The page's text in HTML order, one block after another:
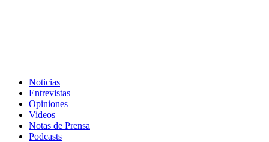
Noticias
Entrevistas
Opiniones
Videos
Notas de Prensa
Podcasts